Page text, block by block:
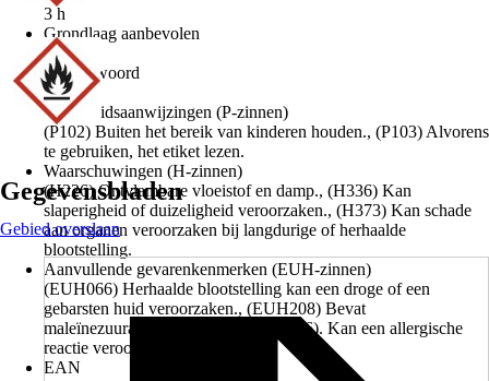
3 h
Grondlaag aanbevolen
Ja
Signaalwoord
Let op
Veiligheidsaanwijzingen (P-zinnen)
(P102) Buiten het bereik van kinderen houden., (P103) Alvorens
te gebruiken, het etiket lezen.
Waarschuwingen (H-zinnen)
(H226) Ontvlambare vloeistof en damp., (H336) Kan
slaperigheid of duizeligheid veroorzaken., (H373) Kan schade
aan organen veroorzaken bij langdurige of herhaalde
blootstelling.
Aanvullende gevarenkenmerken (EUH-zinnen)
(EUH066) Herhaalde blootstelling kan een droge of een
gebarsten huid veroorzaken., (EUH208) Bevat
maleïnezuuranhydride (CAS: 108-31-6). Kan een allergische
reactie veroorzaken.
EAN
Gegevensbladen
Gebied overslaan